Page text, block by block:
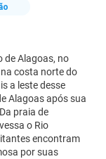
de Alagoas, no
costa norte do
a leste desse
Alagoas após sua
praia de
o Rio
encontram
por suas